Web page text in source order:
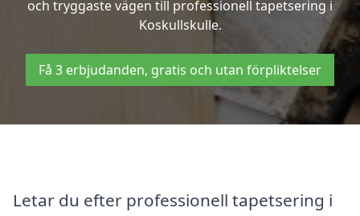
och tryggaste vägen till professionell tapetsering i
Koskullskulle.
Få 3 erbjudanden, gratis och utan förpliktelser
Letar du efter professionell tapetsering i